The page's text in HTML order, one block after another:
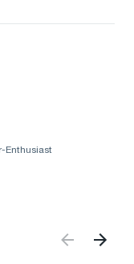
Enthusiast